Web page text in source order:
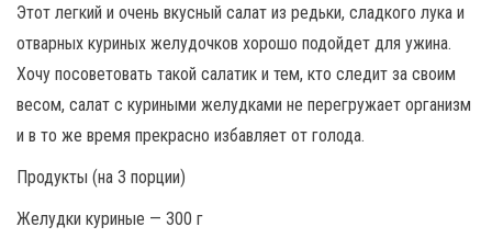
Этот легкий и очень вкусный салат из редьки, сладкого лука и
отварных куриных желудочков хорошо подойдет для ужина.
Хочу посоветовать такой салатик и тем, кто следит за своим
весом, салат с куриными желудками не перегружает организм
и в то же время прекрасно избавляет от голода.
Продукты (на 3 порции)
Желудки куриные — 300 г